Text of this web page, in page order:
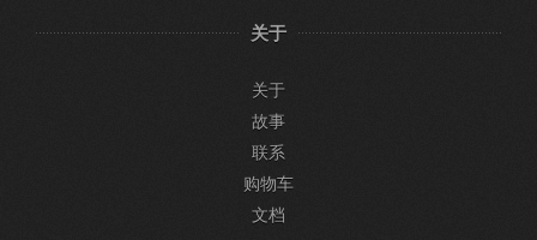
关于
关于
故事
联系
购物车
文档